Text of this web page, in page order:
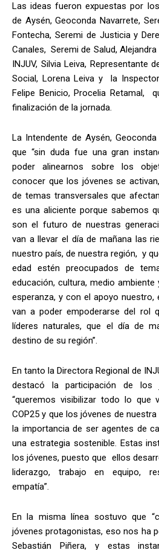
Las ideas fueron expuestas por
de Aysén, Geoconda Navarrete,
Fontecha, Seremi de Justicia y
Canales, Seremi de Salud,
INJUV, Silvia Leiva, Representante
Social, Lorena Leiva y la
Felipe Benicio, Procelia Retamal,
finalización de la jornada.
La Intendente de Aysén,
que “sin duda fue una gran
poder alinearnos sobre los
conocer que los jóvenes se
de temas transversales que
es una aliciente porque sabemos
son el futuro de nuestras
van a llevar el día de mañana las
nuestro país, de nuestra región, y
edad estén preocupados de
educación, cultura, medio
esperanza, y con el apoyo nuestro,
van a poder empoderarse del rol
líderes naturales, que el día de
destino de su región”.
En tanto la Directora Regional de
destacó la participación de los
“queremos visibilizar todo lo
COP25 y que los jóvenes de
la importancia de ser agentes de
una estrategia sostenible. Estas
los jóvenes, puesto que ellos
liderazgo, trabajo en equipo,
empatía”.
En la misma línea sostuvo que
jóvenes protagonistas, eso nos ha
Sebastián Piñera, y estas